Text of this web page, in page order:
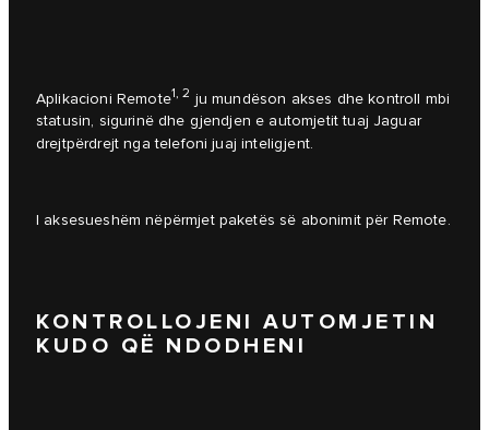
Aplikacioni Remote1, 2 ju mundëson akses dhe kontroll mbi
statusin, sigurinë dhe gjendjen e automjetit tuaj Jaguar
drejtpërdrejt nga telefoni juaj inteligjent.
I aksesueshëm nëpërmjet paketës së abonimit për Remote.
KONTROLLOJENI AUTOMJETIN
KUDO QË NDODHENI